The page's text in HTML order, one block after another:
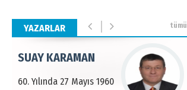
Gerçekleştirildi
YAZARLAR tümü
kazanır..
60. Yılında 27 Mayıs 1960
SUAY KARAMAN